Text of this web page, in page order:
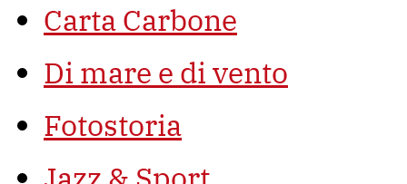
Carta Carbone
Di mare e di vento
Fotostoria